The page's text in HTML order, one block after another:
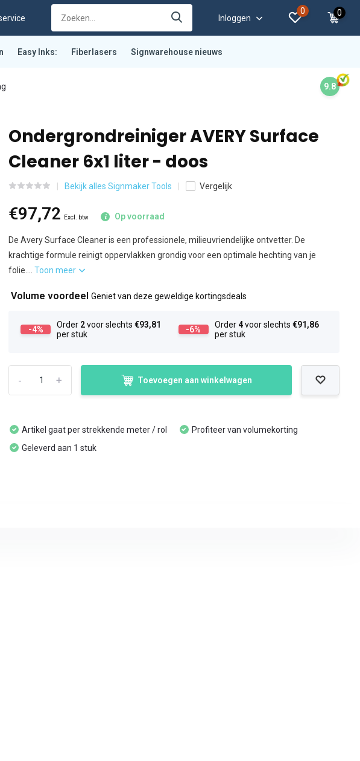
Inloggen
0 0
Easy Inks: Fiberlasers Signwarehouse nieuws
9.8
Ondergrondreiniger AVERY Surface
Cleaner 6x1 liter - doos
Bekijk alles Signmaker Tools Vergelijk
€97,72 Excl. btw Op voorraad
De Avery Surface Cleaner is een professionele, milieuvriendelijke ontvetter. De
krachtige formule reinigt oppervlakken grondig voor een optimale hechting van je
folie....Toon meer
Volume voordeelGeniet van deze geweldige kortingsdeals
-4% Order 2voor slechts€93,81
per stuk
-6% Order 4voor slechts €91,86
per stuk
+
- Toevoegen aan winkelwagen
Artikel gaat per strekkende meter / rol
Geleverd aan 1 stuk
Profiteer van volumekorting